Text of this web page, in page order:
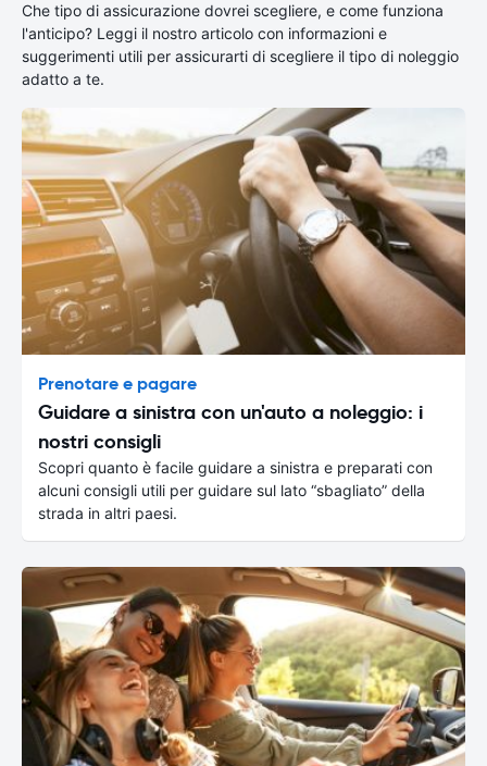
Che tipo di assicurazione dovrei scegliere, e come funziona
l'anticipo? Leggi il nostro articolo con informazioni e
suggerimenti utili per assicurarti di scegliere il tipo di noleggio
adatto a te.
Prenotare e pagare
Guidare a sinistra con un'auto a noleggio: i
nostri consigli
Scopri quanto è facile guidare a sinistra e preparati con
alcuni consigli utili per guidare sul lato “sbagliato” della
strada in altri paesi.